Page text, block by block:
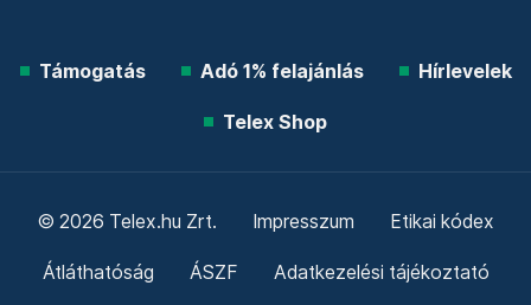
Támogatás Adó 1% felajánlás Hírlevelek
Telex Shop
© 2026 Telex.hu Zrt. Impresszum Etikai kódex
Átláthatóság ÁSZF Adatkezelési tájékoztató